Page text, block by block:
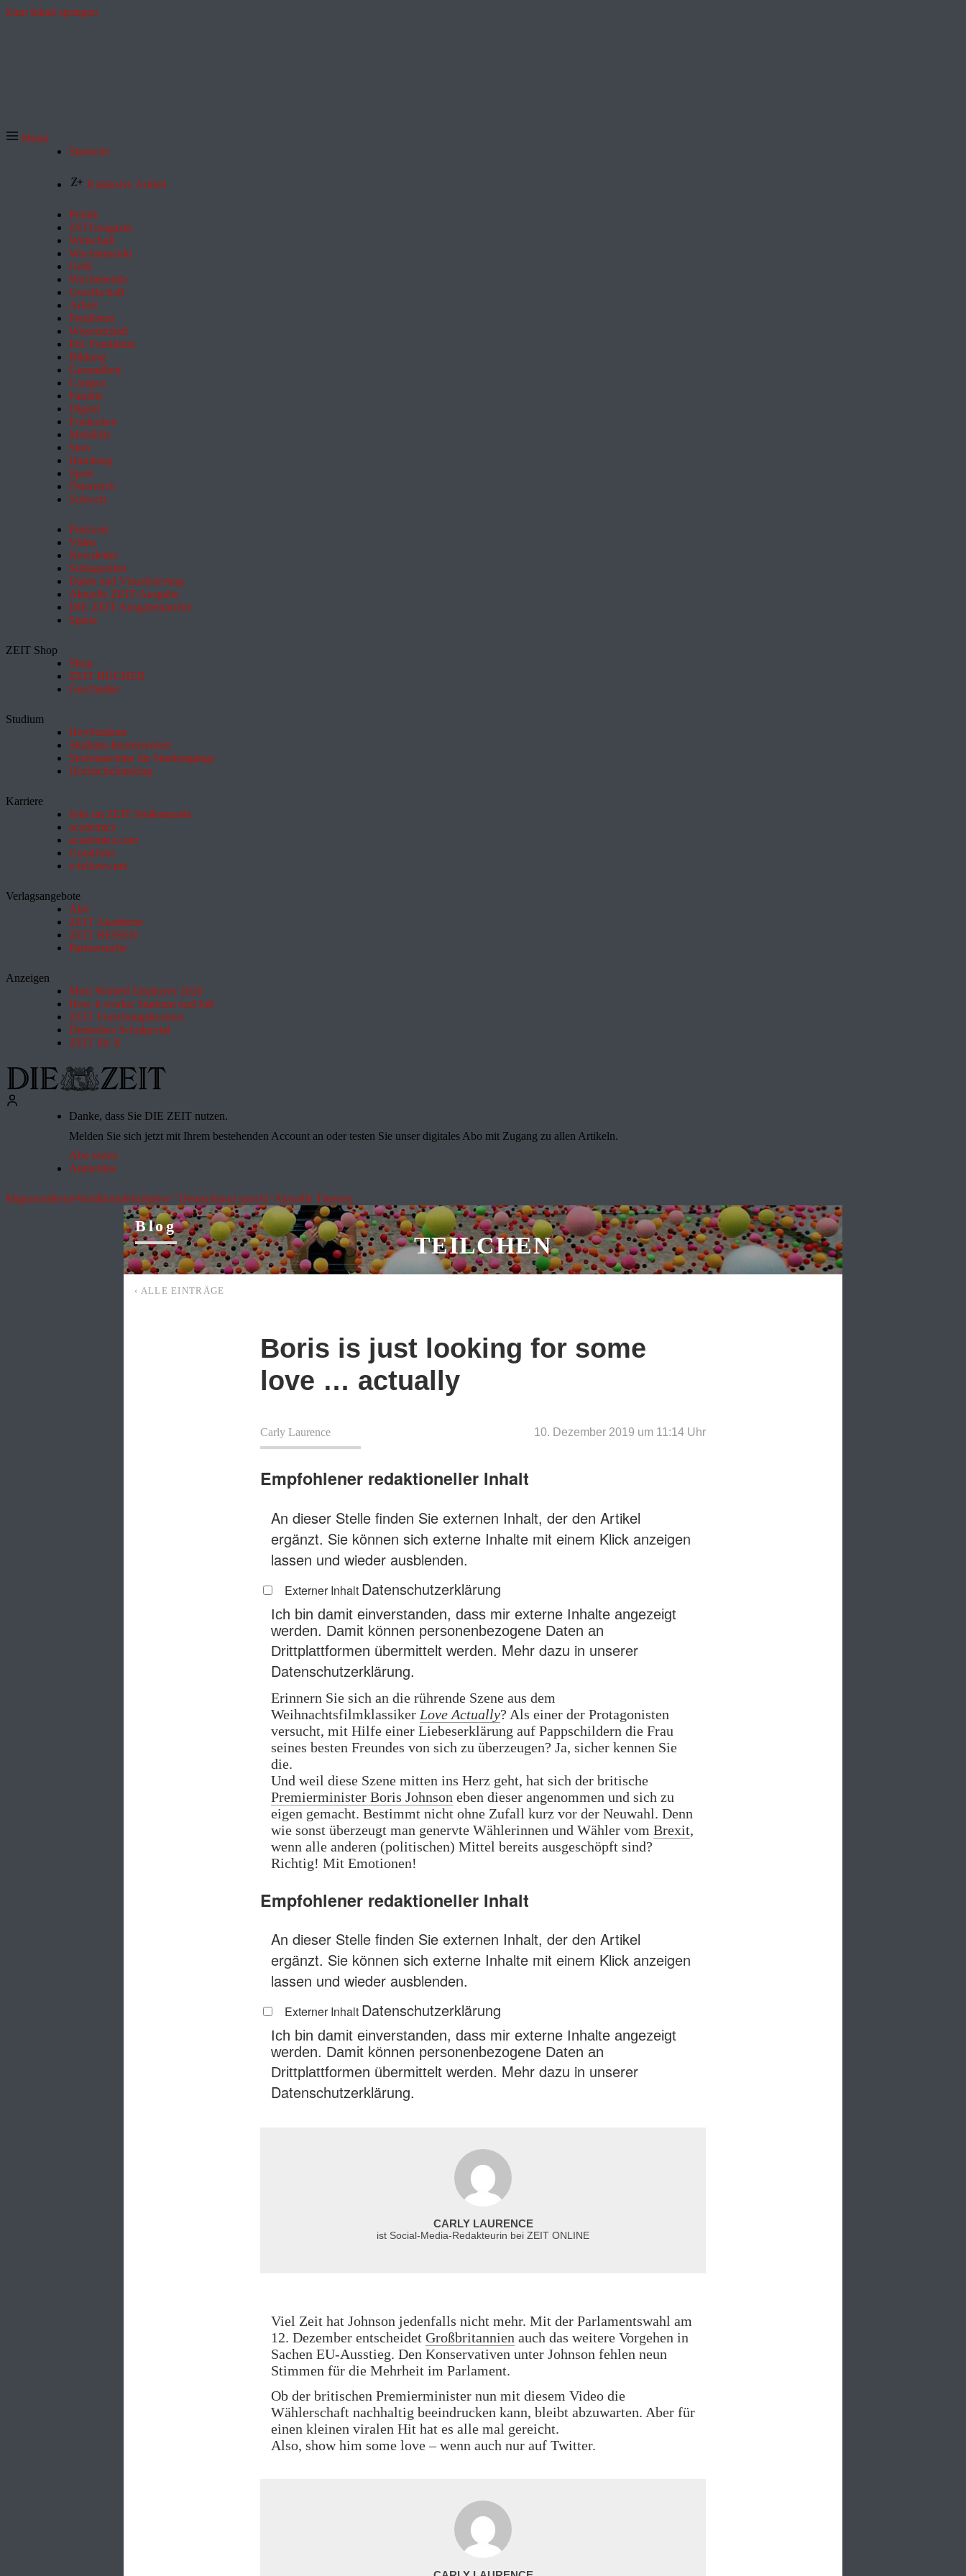
Zum Inhalt springen
Menü
Startseite
Exklusive Artikel
Politik
ZEITmagazin
Wirtschaft
Wochenmarkt
Geld
Wochenende
Gesellschaft
Arbeit
Feuilleton
Wissenschaft
Pol. Feuilleton
Bildung
Gesundheit
Campus
Familie
Digital
Entdecken
Mobilität
Sinn
Hamburg
Sport
Österreich
Schweiz
Podcasts
Video
Newsletter
Schlagzeilen
Daten und Visualisierung
Aktuelle ZEIT-Ausgabe
DIE ZEIT Ausgabenarchiv
Spiele
ZEIT Shop
Shop
ZEIT BÜCHER
Geschenke
Studium
HeyStudium
Studium-Interessentest
Suchmaschine für Studiengänge
Hochschulranking
Karriere
Jobs im ZEIT Stellenmarkt
academics
academics.com
GoodJobs
e-fellows.net
Verlagsangebote
Abo
ZEIT Akademie
ZEIT REISEN
Partnersuche
Anzeigen
Most Wanted Employer 2026
How it works: Studium und Job
ZEIT Forschungskosmos
Deutsches Schulportal
ZEIT für X
Danke, dass Sie DIE ZEIT nutzen.
Melden Sie sich jetzt mit Ihrem bestehenden Account an oder testen Sie unser digitales Abo mit Zugang zu allen Artikeln.
Abo testen
Anmelden
MigrationRenteWaldbrändeInitiative "Deutschland spricht"Aktuelle Themen
Blog
TEILCHEN
‹ ALLE EINTRÄGE
Boris is just looking for some
love … actually
Carly Laurence 10. Dezember 2019 um 11:14 Uhr
Empfohlener redaktioneller Inhalt
An dieser Stelle finden Sie externen Inhalt, der den Artikel
ergänzt. Sie können sich externe Inhalte mit einem Klick anzeigen
lassen und wieder ausblenden.
Externer Inhalt Datenschutzerklärung
Ich bin damit einverstanden, dass mir externe Inhalte angezeigt
werden. Damit können personenbezogene Daten an
Drittplattformen übermittelt werden. Mehr dazu in unserer
Datenschutzerklärung.
Erinnern Sie sich an die rührende Szene aus dem
Weihnachtsfilmklassiker Love Actually? Als einer der Protagonisten
versucht, mit Hilfe einer Liebeserklärung auf Pappschildern die Frau
seines besten Freundes von sich zu überzeugen? Ja, sicher kennen Sie
die.
Und weil diese Szene mitten ins Herz geht, hat sich der britische
Premierminister Boris Johnson eben dieser angenommen und sich zu
eigen gemacht. Bestimmt nicht ohne Zufall kurz vor der Neuwahl. Denn
wie sonst überzeugt man genervte Wählerinnen und Wähler vom Brexit,
wenn alle anderen (politischen) Mittel bereits ausgeschöpft sind?
Richtig! Mit Emotionen!
Empfohlener redaktioneller Inhalt
An dieser Stelle finden Sie externen Inhalt, der den Artikel
ergänzt. Sie können sich externe Inhalte mit einem Klick anzeigen
lassen und wieder ausblenden.
Externer Inhalt Datenschutzerklärung
Ich bin damit einverstanden, dass mir externe Inhalte angezeigt
werden. Damit können personenbezogene Daten an
Drittplattformen übermittelt werden. Mehr dazu in unserer
Datenschutzerklärung.
CARLY LAURENCE
ist Social-Media-Redakteurin bei ZEIT ONLINE
Viel Zeit hat Johnson jedenfalls nicht mehr. Mit der Parlamentswahl am
12. Dezember entscheidet Großbritannien auch das weitere Vorgehen in
Sachen EU-Ausstieg. Den Konservativen unter Johnson fehlen neun
Stimmen für die Mehrheit im Parlament.
Ob der britischen Premierminister nun mit diesem Video die
Wählerschaft nachhaltig beeindrucken kann, bleibt abzuwarten. Aber für
einen kleinen viralen Hit hat es alle mal gereicht.
Also, show him some love – wenn auch nur auf Twitter.